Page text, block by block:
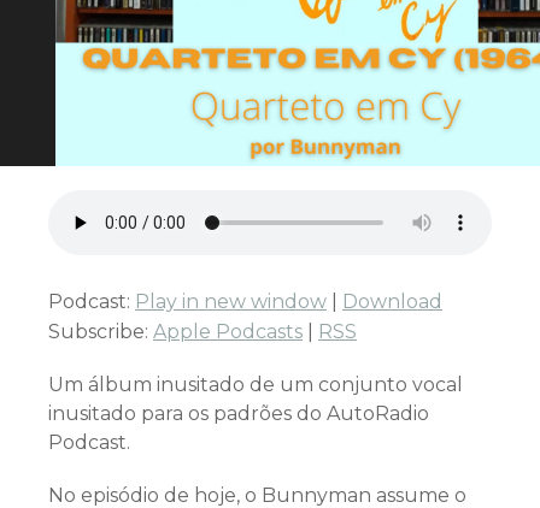
Podcast: Play in new window
Download
Subscribe: Apple Podcasts RSS
Um álbum inusitado de um conjunto vocal
inusitado para os padrões do AutoRadio
Podcast.
No episódio de hoje, o Bunnyman assume o